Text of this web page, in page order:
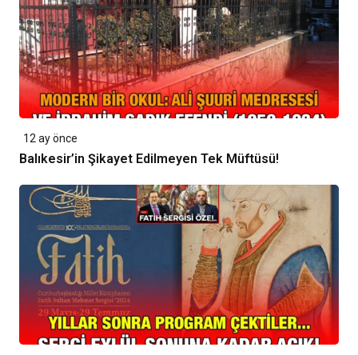
12 ay önce
Balıkesir’in Şikayet Edilmeyen Tek Müftüsü!